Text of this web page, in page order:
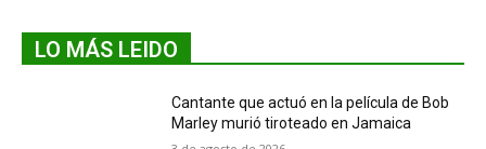
LO MÁS LEIDO
Cantante que actuó en la película de Bob
Marley murió tiroteado en Jamaica